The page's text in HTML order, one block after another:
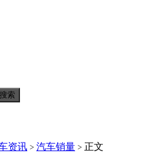
资讯 > 汽车销量 > 正文